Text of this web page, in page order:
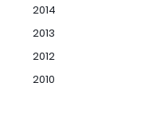
2014
2013
2012
2010